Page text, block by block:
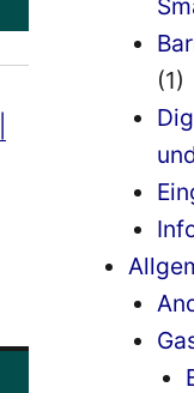
(1)